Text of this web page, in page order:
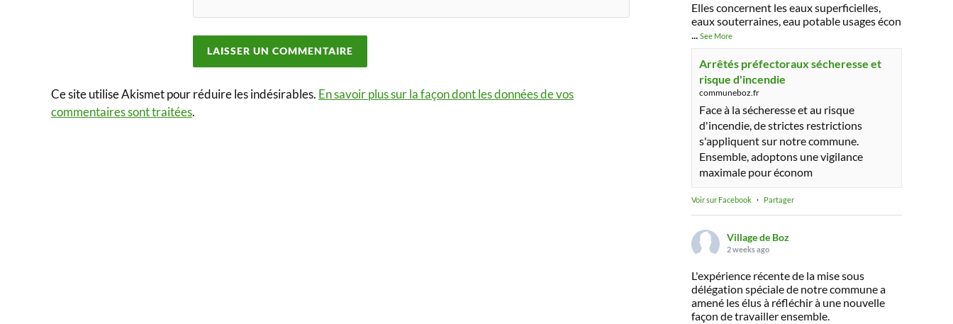
Ce site utilise Akismet pour réduire les indésirables. En savoir plus sur la façon dont les données de vos
commentaires sont traitées.
Elles concernent les eaux superficielles,
eaux souterraines, eau potable usages écon
... See More
Arrêtés préfectoraux sécheresse et
risque d'incendie
communeboz.fr
Face à la sécheresse et au risque
d'incendie, de strictes restrictions
s'appliquent sur notre commune.
Ensemble, adoptons une vigilance
maximale pour économ
Voir sur Facebook · Partager
Village de Boz
2 weeks ago
L'expérience récente de la mise sous
délégation spéciale de notre commune a
amené les élus à réfléchir à une nouvelle
façon de travailler ensemble.